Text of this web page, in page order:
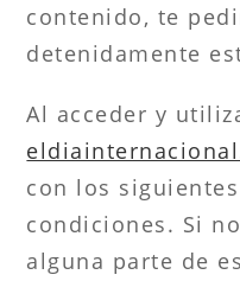
contenido, te
detenidamente
Al acceder y
con los
condiciones. Si
alguna parte de